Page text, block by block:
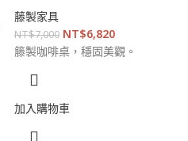
藤製家具
NT$7,000 NT$6,820
籐製咖啡桌，穩固美觀。
加入購物車